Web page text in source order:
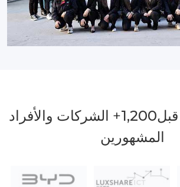
1,200+ الشركات والأفراد
المشهورين